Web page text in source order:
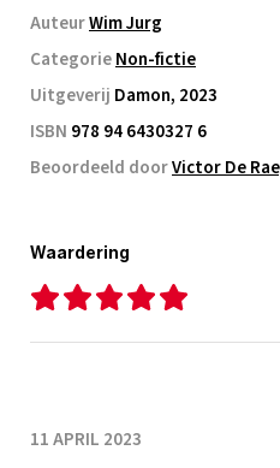
AuteurWim Jurg
CategorieNon-fictie
Uitgeverij Damon, 2023
ISBN 978 94 6430327 6
Beoordeeld doorVictor De
Waardering
11 APRIL 2023